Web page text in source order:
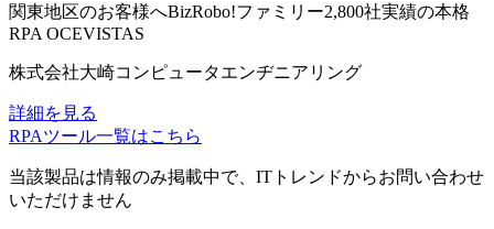
関東地区のお客様へBizRobo!ファミリー2,800社実績の本格
RPA OCEVISTAS
株式会社大崎コンピュータエンヂニアリング
詳細を見る
RPAツール一覧はこちら
当該製品は情報のみ掲載中で、ITトレンドからお問い合わせ
いただけません